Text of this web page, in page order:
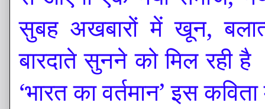
सुबह अखबारों में खून,
बारदाते सुनने को मिल रही
‘भारत का वर्तमान’ इस